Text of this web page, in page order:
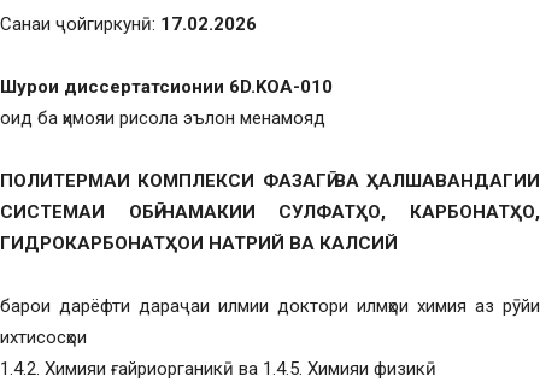
Санаи ҷойгиркунӣ: 17.02.2026
Шурои диссертатсионии 6D.KOA-010
оид ба ҳимояи рисола эълон менамояд
ПОЛИТЕРМАИ КОМПЛЕКСИ ФАЗАГӢ ВА ҲАЛШАВАНДАГИИ
СИСТЕМАИ ОБӢ-НАМАКИИ СУЛФАТҲО, КАРБОНАТҲО,
ГИДРОКАРБОНАТҲОИ НАТРИЙ ВА КАЛСИЙ
барои дарёфти дараҷаи илмии доктори илмҳои химия аз рӯйи
ихтисосҳои
1.4.2. Химияи ғайриорганикӣ ва 1.4.5. Химияи физикӣ